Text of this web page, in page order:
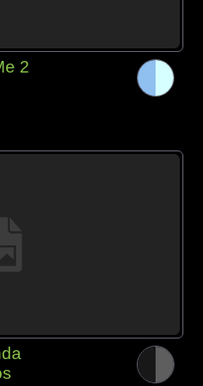
2